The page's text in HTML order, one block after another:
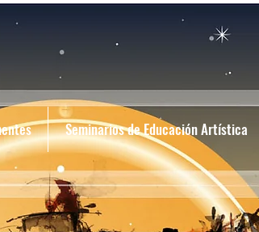
Seminarios de Educación Artística